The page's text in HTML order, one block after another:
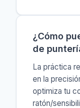
¿Cómo
de
La práctica
en la
optimiza tu
ratón/